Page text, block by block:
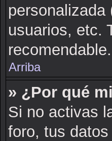
usuarios, etc.
recomendable.
Arriba
» ¿Por qué
Si no activas
foro, tus